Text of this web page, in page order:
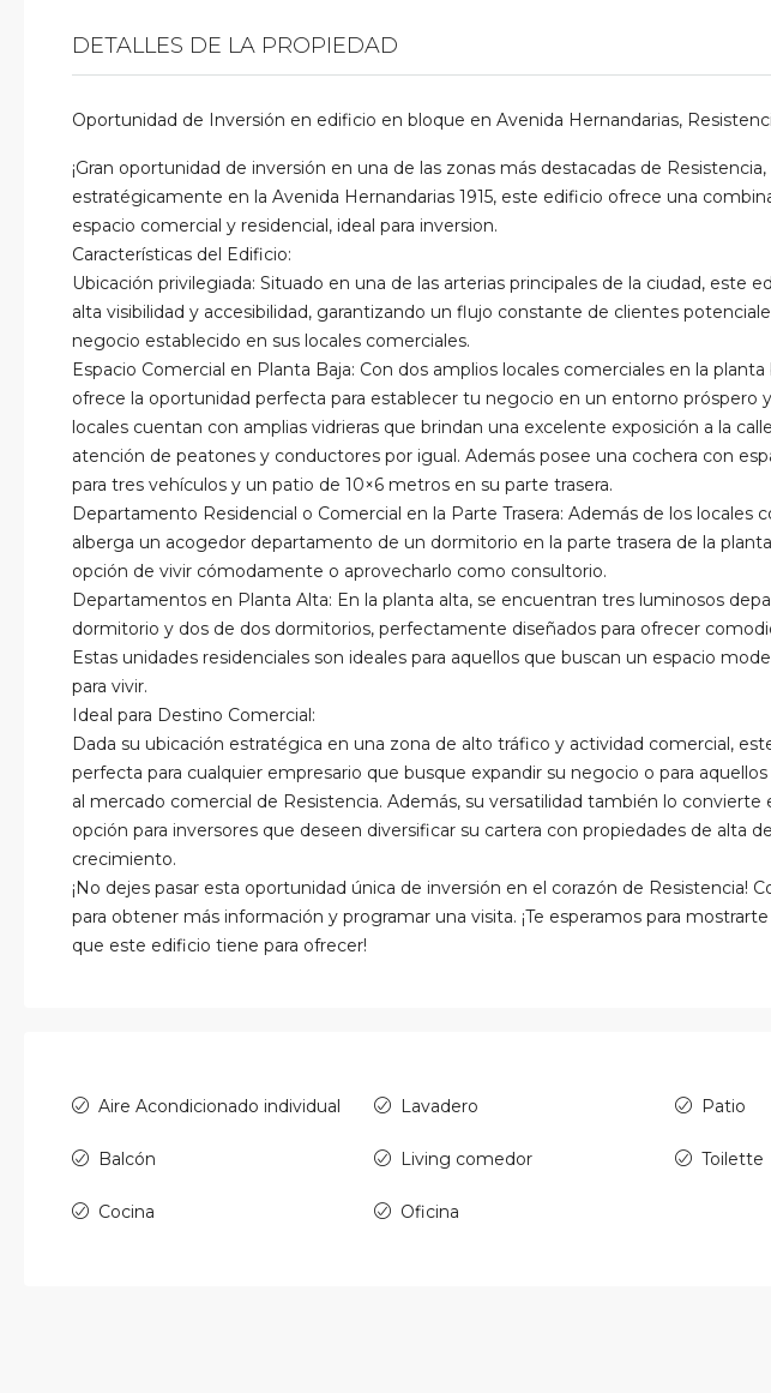
DETALLES DE LA PROPIEDAD
Oportunidad de Inversión en edificio en bloque en Avenida Hernandarias,
¡Gran oportunidad de inversión en una de las zonas más destacadas de Resistencia,
estratégicamente en la Avenida Hernandarias 1915, este edificio ofrece una
espacio comercial y residencial, ideal para inversion.
Características del Edificio:
Ubicación privilegiada: Situado en una de las arterias principales de la ciudad, este
alta visibilidad y accesibilidad, garantizando un flujo constante de clientes
negocio establecido en sus locales comerciales.
Espacio Comercial en Planta Baja: Con dos amplios locales comerciales en la
ofrece la oportunidad perfecta para establecer tu negocio en un entorno próspero
locales cuentan con amplias vidrieras que brindan una excelente exposición a la
atención de peatones y conductores por igual. Además posee una cochera con
para tres vehículos y un patio de 10×6 metros en su parte trasera.
Departamento Residencial o Comercial en la Parte Trasera: Además de los locales
alberga un acogedor departamento de un dormitorio en la parte trasera de la
opción de vivir cómodamente o aprovecharlo como consultorio.
Departamentos en Planta Alta: En la planta alta, se encuentran tres luminosos
dormitorio y dos de dos dormitorios, perfectamente diseñados para ofrecer
Estas unidades residenciales son ideales para aquellos que buscan un espacio
para vivir.
Ideal para Destino Comercial:
Dada su ubicación estratégica en una zona de alto tráfico y actividad comercial,
perfecta para cualquier empresario que busque expandir su negocio o para
al mercado comercial de Resistencia. Además, su versatilidad también lo convierte
opción para inversores que deseen diversificar su cartera con propiedades de alta
crecimiento.
¡No dejes pasar esta oportunidad única de inversión en el corazón de Resistencia!
para obtener más información y programar una visita. ¡Te esperamos para
que este edificio tiene para ofrecer!
Aire Acondicionado individual
Balcón
Cocina
Lavadero
Living comedor
Oficina
Patio
Toilette